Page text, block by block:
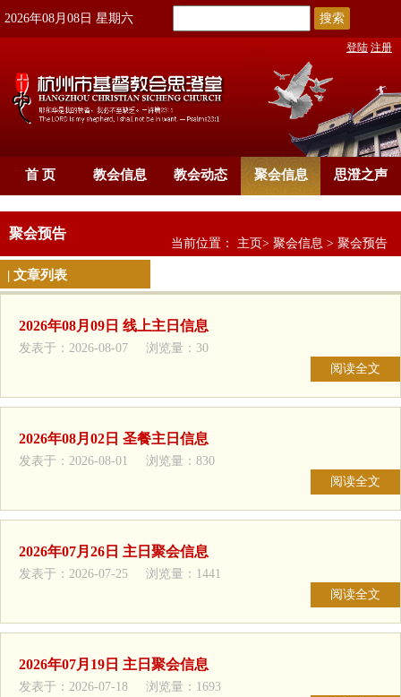
2026年08月08日 星期六 搜索
登陆 注册
首 页 教会信息 教会动态 聚会信息 思澄之声
聚会预告
当前位置： 主页> 聚会信息 > 聚会预告
| 文章列表
2026年08月09日 线上主日信息
发表于：2026-08-07 浏览量：30
阅读全文
2026年08月02日 圣餐主日信息
发表于：2026-08-01 浏览量：830
阅读全文
2026年07月26日 主日聚会信息
发表于：2026-07-25 浏览量：1441
阅读全文
2026年07月19日 主日聚会信息
发表于：2026-07-18 浏览量：1693